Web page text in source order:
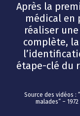
Après la
médical en
réaliser
complète,
étape-clé du
Source des vidéos :
malades” –